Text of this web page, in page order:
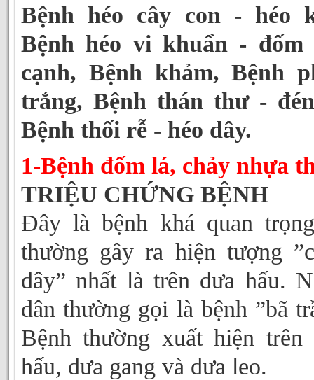
Bệnh héo cây con - héo
Bệnh héo vi khuẩn - đốm
cạnh, Bệnh khảm, Bệnh
trắng, Bệnh thán thư -
Bệnh thối rễ - héo dây.
1-Bệnh đốm lá, chảy nhựa
TRIỆU CHỨNG BỆNH
Đây là bệnh khá quan
thường gây ra hiện tượng
dây” nhất là trên dưa hấu.
dân thường gọi là bệnh ”bã
Bệnh thường xuất hiện trên
hấu, dưa gang và dưa leo.